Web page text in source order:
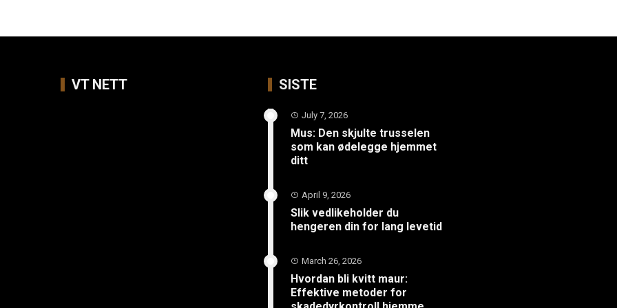
VT NETT SISTE
July 7, 2026
Mus: Den skjulte trusselen
som kan ødelegge hjemmet
ditt
April 9, 2026
Slik vedlikeholder du
hengeren din for lang levetid
March 26, 2026
Hvordan bli kvitt maur:
Effektive metoder for